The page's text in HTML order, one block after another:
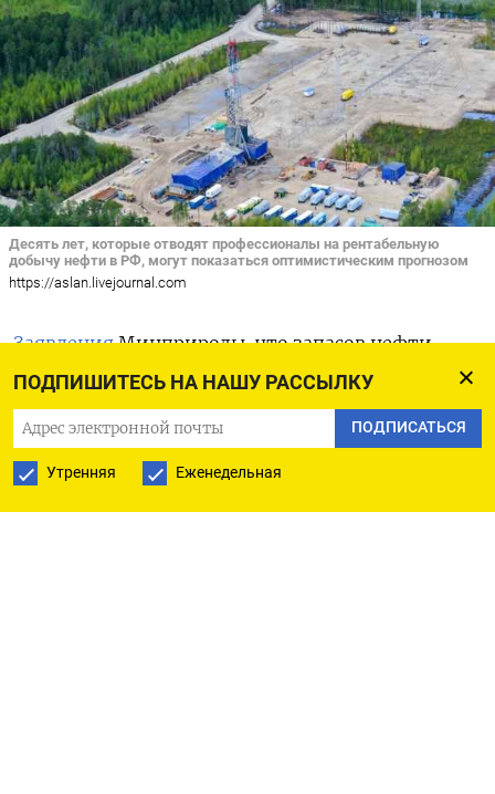
ПОДПИШИТЕСЬ НА НАШУ РАССЫЛКУ
ПОДПИСАТЬСЯ
Утренняя Еженедельная
Десять лет, которые отводят профессионалы на рентабельную
добычу нефти в РФ, могут показаться оптимистическим прогнозом
https://aslan.livejournal.com
ЗаявленияМинприроды, что запасов нефти
в стране хватит больше, чем на 64 года,
вызывают у профессионалов не сомнения,
а прямо-таки возмущение.